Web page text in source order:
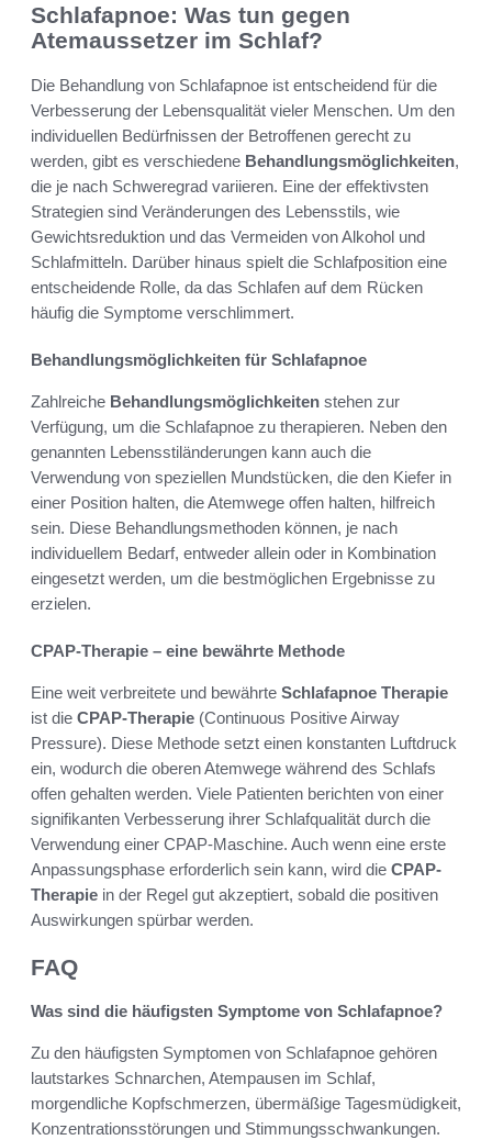
Schlafapnoe: Was tun gegen
Atemaussetzer im Schlaf?
Die Behandlung von Schlafapnoe ist entscheidend für die
Verbesserung der Lebensqualität vieler Menschen. Um den
individuellen Bedürfnissen der Betroffenen gerecht zu
werden, gibt es verschiedene Behandlungsmöglichkeiten,
die je nach Schweregrad variieren. Eine der effektivsten
Strategien sind Veränderungen des Lebensstils, wie
Gewichtsreduktion und das Vermeiden von Alkohol und
Schlafmitteln. Darüber hinaus spielt die Schlafposition eine
entscheidende Rolle, da das Schlafen auf dem Rücken
häufig die Symptome verschlimmert.
Behandlungsmöglichkeiten für Schlafapnoe
Zahlreiche Behandlungsmöglichkeiten stehen zur
Verfügung, um die Schlafapnoe zu therapieren. Neben den
genannten Lebensstiländerungen kann auch die
Verwendung von speziellen Mundstücken, die den Kiefer in
einer Position halten, die Atemwege offen halten, hilfreich
sein. Diese Behandlungsmethoden können, je nach
individuellem Bedarf, entweder allein oder in Kombination
eingesetzt werden, um die bestmöglichen Ergebnisse zu
erzielen.
CPAP-Therapie – eine bewährte Methode
Eine weit verbreitete und bewährte Schlafapnoe Therapie
ist die CPAP-Therapie (Continuous Positive Airway
Pressure). Diese Methode setzt einen konstanten Luftdruck
ein, wodurch die oberen Atemwege während des Schlafs
offen gehalten werden. Viele Patienten berichten von einer
signifikanten Verbesserung ihrer Schlafqualität durch die
Verwendung einer CPAP-Maschine. Auch wenn eine erste
Anpassungsphase erforderlich sein kann, wird die CPAP-
Therapie in der Regel gut akzeptiert, sobald die positiven
Auswirkungen spürbar werden.
FAQ
Was sind die häufigsten Symptome von Schlafapnoe?
Zu den häufigsten Symptomen von Schlafapnoe gehören
lautstarkes Schnarchen, Atempausen im Schlaf,
morgendliche Kopfschmerzen, übermäßige Tagesmüdigkeit,
Konzentrationsstörungen und Stimmungsschwankungen.